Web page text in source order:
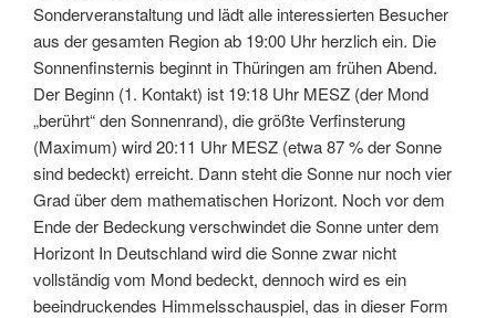
Sonderveranstaltung und lädt alle interessierten Besucher
aus der gesamten Region ab 19:00 Uhr herzlich ein. Die
Sonnenfinsternis beginnt in Thüringen am frühen Abend.
Der Beginn (1. Kontakt) ist 19:18 Uhr MESZ (der Mond
„berührt“ den Sonnenrand), die größte Verfinsterung
(Maximum) wird 20:11 Uhr MESZ (etwa 87 % der Sonne
sind bedeckt) erreicht. Dann steht die Sonne nur noch vier
Grad über dem mathematischen Horizont. Noch vor dem
Ende der Bedeckung verschwindet die Sonne unter dem
Horizont In Deutschland wird die Sonne zwar nicht
vollständig vom Mond bedeckt, dennoch wird es ein
beeindruckendes Himmelsschauspiel, das in dieser Form